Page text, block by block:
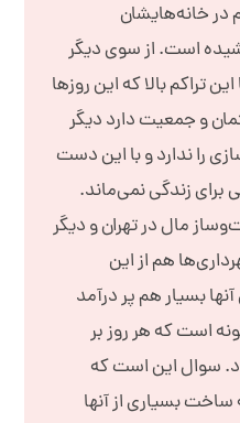
در خانه‌هایشان
است. از سوی دیگر
تراکم بالا که این روزها
و جمعیت دارد دیگر
را ندارد و با این دست
برای زندگی نمی‌ماند.
مال در تهران و دیگر
هم از این
بسیار هم پر درآمد
است که هر روز بر
سوال این است که
بسیاری از آنها